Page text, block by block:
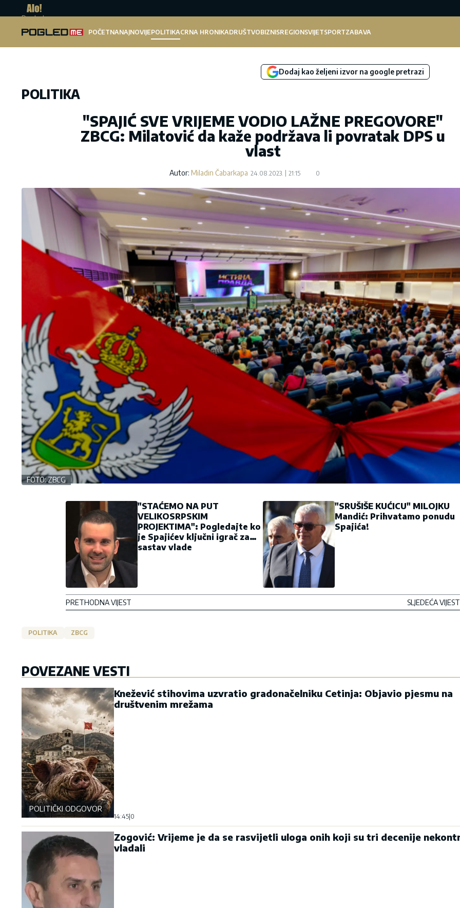
Pogled.me
POČETNANAJNOVIJEPOLITIKACRNA HRONIKADRUŠTVOBIZNISREGIONSVIJETSPORTZABAVA
Dodaj kao željeni izvor na google pretrazi
POLITIKA
"SPAJIĆ SVE VRIJEME VODIO LAŽNE PREGOVORE"
ZBCG: Milatović da kaže podržava li povratak DPS u
vlast
Autor: Miladin Čabarkapa 24.08.2023. 21:15 0
FOTO: ZBCG
"STAĆEMO NA PUT
VELIKOSRPSKIM
PROJEKTIMA": Pogledajte ko
je Spajićev ključni igrač za
sastav vlade
PRETHODNA VIJEST
"SRUŠIŠE KUĆICU" MILOJKU
Mandić: Prihvatamo ponudu
Spajića!
SLJEDEĆA VIJEST
POLITIKA ZBCG
POVEZANE VESTI
POLITIČKI ODGOVOR
Knežević stihovima uzvratio gradonačelniku Cetinja: Objavio pjesmu na
društvenim mrežama
14:45 0
Zogović: Vrijeme je da se rasvijetli uloga onih koji su tri decenije
vladali